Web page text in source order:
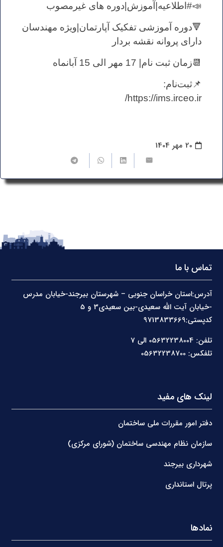
📣#اطلاعیه|آموزش|دوره های غیرمصوب
🔻دوره آموزشی تفکیک آپارتمان|ویژه مهندسان
دارای پروانه نقشه بردار
📆زمان ثبت نام| 17 مهر الی 15 آبانماه
📌ثبت‌نام:
https://ims.irceo.ir/
20 مهر 1404
تماس با ما
آدرس:استان خراسان جنوبی – شهرستان بیرجند-خیابان مدرس
کدپستی:9713833669
تلفن: 05632238004 الی 7
تلفکس: 05632238700
لینک های مفید
دفتر امور مقررات ملی ساختمان
سازمان نظام مهندسی ساختمان (شورای مرکزی)
شهرداری بیرجند
پرتال استانداری
نمادها